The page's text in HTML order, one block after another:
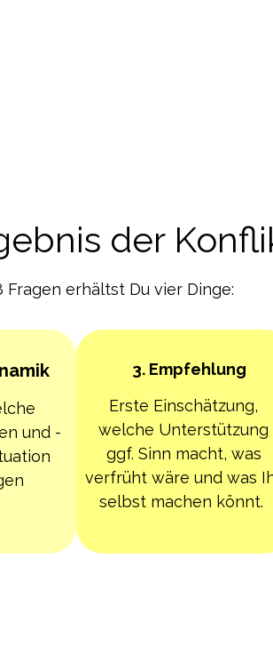
der
Fragen erhältst Du vier Dinge:
und -
3. Empfehlung
Erste Einschätzung,
welche Unterstützung
ggf. Sinn macht, was
verfrüht wäre und was
selbst machen könnt.